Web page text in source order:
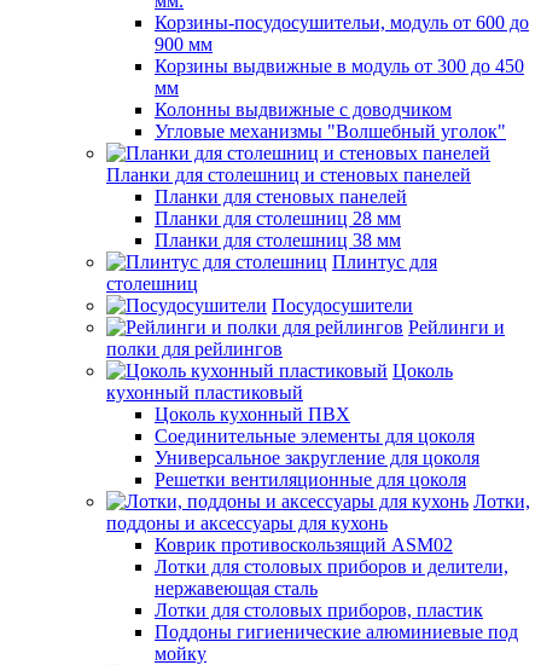
Корзины-посудосушительи, модуль от 600 до
900 мм
Корзины выдвижные в модуль от 300 до 450
мм
Колонны выдвижные с доводчиком
Угловые механизмы "Волшебный уголок"
Планки для столешниц и стеновых панелей
Планки для стеновых панелей
Планки для столешниц 28 мм
Планки для столешниц 38 мм
Плинтус для
столешниц
Посудосушители
Рейлинги и
полки для рейлингов
Цоколь
кухонный пластиковый
Цоколь кухонный ПВХ
Соединительные элементы для цоколя
Универсальное закругление для цоколя
Решетки вентиляционные для цоколя
Лотки,
поддоны и аксессуары для кухонь
Коврик противоскользящий ASM02
Лотки для столовых приборов и делители,
нержавеющая сталь
Лотки для столовых приборов, пластик
Поддоны гигиенические алюминиевые под
мойку